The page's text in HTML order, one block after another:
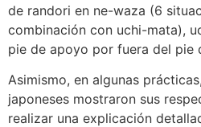
de randori en ne-waza (6
combinación con uchi-mata),
pie de apoyo por fuera del pie
Asimismo, en algunas
japoneses mostraron sus
realizar una explicación